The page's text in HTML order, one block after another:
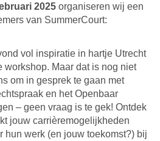
2025 organiseren wij een
van SummerCourt:
vol inspiratie in hartje Utrecht
workshop. Maar dat is nog niet
om in gesprek te gaan met
en het Openbaar
– geen vraag is te gek! Ontdek
jouw carrièremogelijkheden
hun werk (en jouw toekomst?) bij